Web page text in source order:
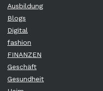
Ausbildung
Blogs
Digital
fashion
FINANZEN
Geschäft
Gesundheit